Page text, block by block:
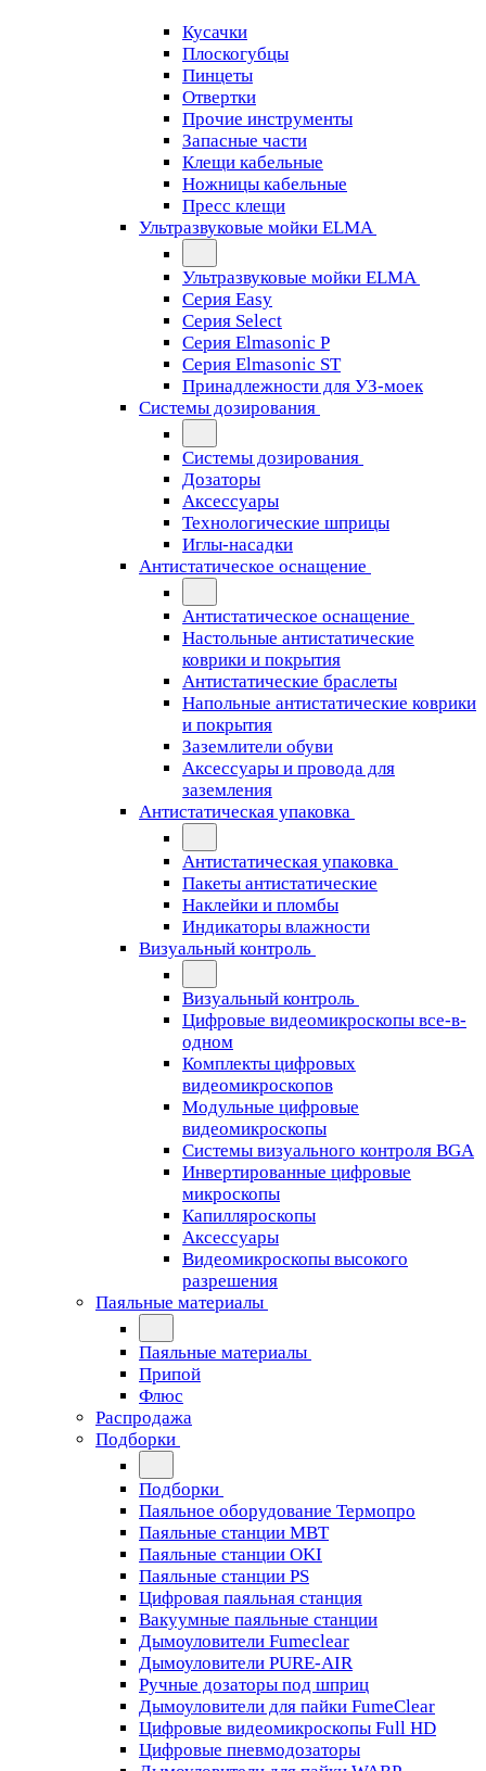
Кусачки
Плоскогубцы
Пинцеты
Отвертки
Прочие инструменты
Запасные части
Клещи кабельные
Ножницы кабельные
Пресс клещи
Ультразвуковые мойки ELMA
Ультразвуковые мойки ELMA
Серия Easy
Серия Select
Серия Elmasonic P
Серия Elmasonic ST
Принадлежности для УЗ-моек
Системы дозирования
Системы дозирования
Дозаторы
Аксессуары
Технологические шприцы
Иглы-насадки
Антистатическое оснащение
Антистатическое оснащение
Настольные антистатические
коврики и покрытия
Антистатические браслеты
Напольные антистатические коврики
и покрытия
Заземлители обуви
Аксессуары и провода для
заземления
Антистатическая упаковка
Антистатическая упаковка
Пакеты антистатические
Наклейки и пломбы
Индикаторы влажности
Визуальный контроль
Визуальный контроль
Цифровые видеомикроскопы все-в-
одном
Комплекты цифровых
видеомикроскопов
Модульные цифровые
видеомикроскопы
Cистемы визуального контроля BGA
Инвертированные цифровые
микроскопы
Капилляроскопы
Аксессуары
Видеомикроскопы высокого
разрешения
Паяльные материалы
Паяльные материалы
Припой
Флюс
Распродажа
Подборки
Подборки
Паяльное оборудование Термопро
Паяльные станции MBT
Паяльные станции OKI
Паяльные станции PS
Цифровая паяльная станция
Вакуумные паяльные станции
Дымоуловители Fumeclear
Дымоуловители PURE-AIR
Ручные дозаторы под шприц
Дымоуловители для пайки FumeClear
Цифровые видеомикроскопы Full HD
Цифровые пневмодозаторы